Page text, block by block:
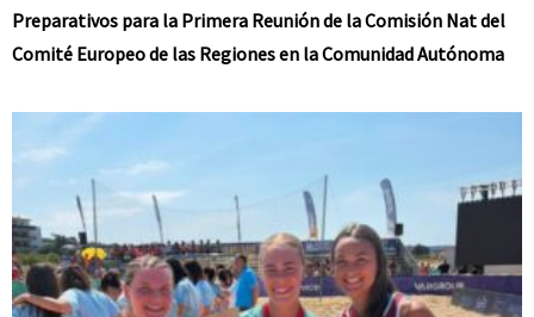
Preparativos para la Primera Reunión de la Comisión Nat del
Comité Europeo de las Regiones en la Comunidad Autónoma